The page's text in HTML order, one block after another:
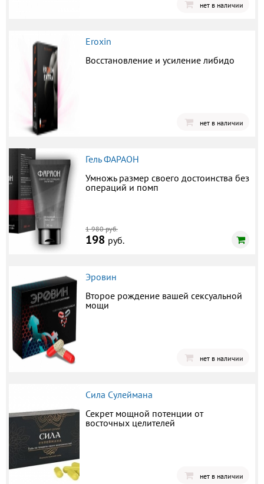
нет в наличии
Eroxin
Восстановление и усиление либидо
нет в наличии
Гель ФАРАОН
Умножь размер своего достоинства без
операций и помп
1 980 руб.
198 руб.
Эровин
Второе рождение вашей сексуальной
мощи
нет в наличии
Сила Сулеймана
Секрет мощной потенции от
восточных целителей
нет в наличии